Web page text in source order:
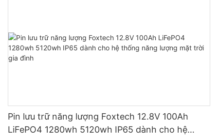
Pin lưu trữ năng lượng Foxtech 12.8V 100Ah
LiFePO4 1280wh 5120wh IP65 dành cho hệ